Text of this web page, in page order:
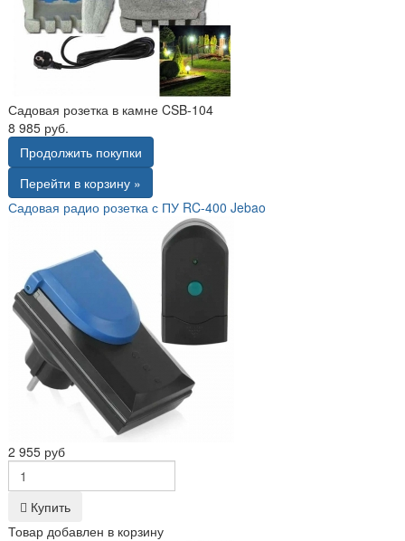
Садовая розетка в камне CSB-104
8 985 руб.
Продолжить покупки
Перейти в корзину »
Садовая радио розетка с ПУ RC-400 Jebao
2 955 руб
Купить
Товар добавлен в корзину